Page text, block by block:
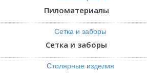
Пиломатериалы
Сетка и заборы